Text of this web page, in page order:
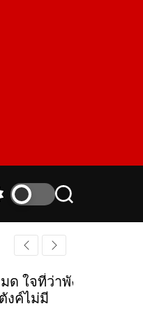
S
r
c
จที่ว่าพัง…
ม่มี